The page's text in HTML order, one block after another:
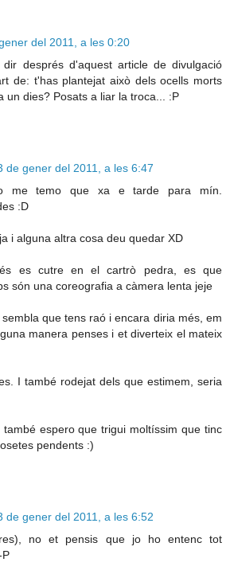
del 2011, a les 0:20
després d'aquest article de divulgació
de: t'has plantejat això dels ocells morts
un dies? Posats a liar la troca... :P
de gener del 2011, a les 6:47
me temo que xa e tarde para mín.
:D
i alguna altra cosa deu quedar XD
es cutre en el cartrò pedra, es que
són una coreografia a càmera lenta jeje
que tens raó i encara diria més, em
manera penses i et diverteix el mateix
I també rodejat dels que estimem, seria
espero que trigui moltíssim que tinc
pendents :)
de gener del 2011, a les 6:52
no et pensis que jo ho entenc tot
P